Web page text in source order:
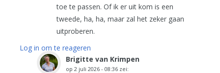
toe te passen. Of ik er uit kom is een
tweede, ha, ha, maar zal het zeker gaan
uitproberen.
Log in om te reageren
Brigitte van Krimpen
op 2 juli 2026 - 08:36 zei: